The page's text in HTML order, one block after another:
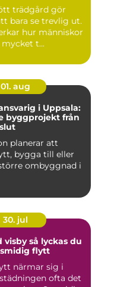
trädgård gör
bara se trevlig ut.
hur människor
t...
01. aug
i Uppsala:
byggprojekt från
planerar att
bygga till eller
ombyggnad i
30. jul
lyckas du
flytt
närmar sig i
ofta det